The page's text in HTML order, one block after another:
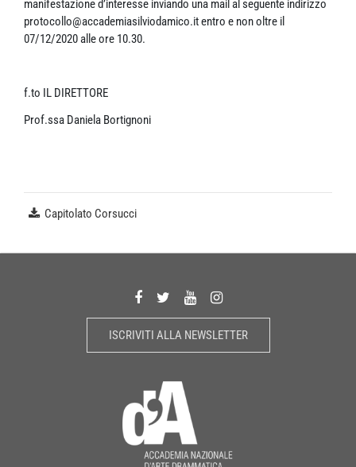
manifestazione d’interesse inviando una mail al seguente indirizzo
protocollo@accademiasilviodamico.it entro e non oltre il
07/12/2020 alle ore 10.30.
f.to IL DIRETTORE
Prof.ssa Daniela Bortignoni
Capitolato Corsucci
ISCRIVITI ALLA NEWSLETTER